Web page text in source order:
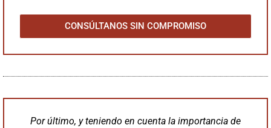
CONSÚLTANOS SIN COMPROMISO
Por último, y teniendo en cuenta la importancia de